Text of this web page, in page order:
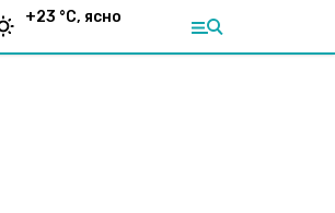
+23 °С, ясно